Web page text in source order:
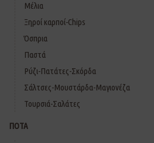
Μέλια
Ξηροί καρποί-Chips
Όσπρια
Παστά
Ρύζι-Πατάτες-Σκόρδα
Σάλτσες-Μουστάρδα-Μαγιονέζα
Τουρσιά-Σαλάτες
ΠΟΤΑ